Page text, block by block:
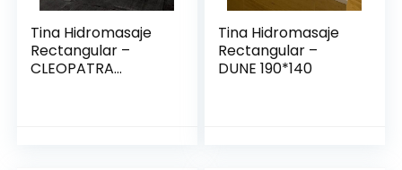
Tina Hidromasaje
Rectangular –
CLEOPATRA
Tina Hidromasaje
Rectangular –
DUNE 190*140